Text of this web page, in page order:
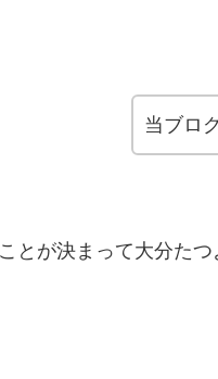
当ブロ
とが決まって大分た